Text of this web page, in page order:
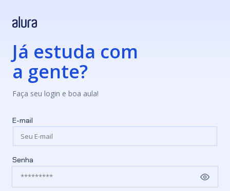
Já estuda com
a gente?
Faça seu login e boa aula!
E-mail
Senha